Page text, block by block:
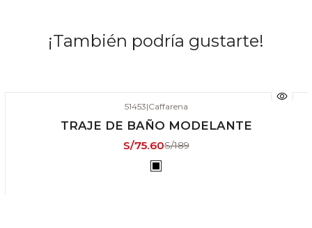
¡También podría gustarte!
ÚLTIMAS UNIDADES
51453|Caffarena
TRAJE DE BAÑO MODELANTE
S/75.60S/189